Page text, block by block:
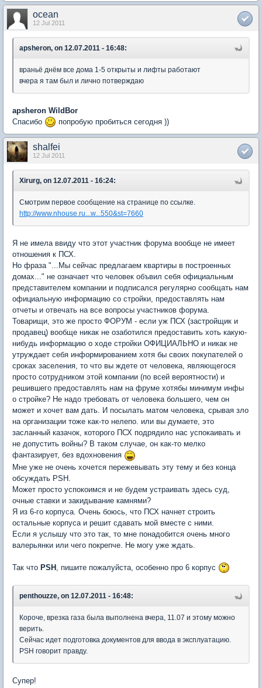
ocean
12 Jul 2011
apsheron, on 12.07.2011 - 16:48:
враньё днём все дома 1-5 открыты и лифты работают
вчера я там был и лично потверждаю
apsheron WildBor
Спасибо
попробую пробиться сегодня ))
shalfei
12 Jul 2011
Xirurg, on 12.07.2011 - 16:24:
Смотрим первое сообщение на странице по ссылке.
http://www.nhouse.ru...w...550&st=7660
Я не имела ввиду что этот участник форума вообще не имеет
отношения к ПСХ.
Но фраза "...Мы сейчас предлагаем квартиры в построенных
домах..." не означает что человек объвил себя официальным
представителем компании и подписался регулярно сообщать нам
официальную информацию со стройки, предоставлять нам
отчеты и отвечать на все вопросы участников форума.
Товарищи, это же просто ФОРУМ - если уж ПСХ (застройщик и
продавец) вообще никак не озаботился предоставить хоть какую-
нибудь информацию о ходе стройки ОФИЦИАЛЬНО и никак не
утруждает себя информированием хотя бы своих покупателей о
сроках заселения, то что вы ждете от человека, являющегося
просто сотрудником этой компании (по всей вероятности) и
решившего предоставлять нам на фруме хотябы минимум инфы
о стройке? Не надо требовать от человека большего, чем он
может и хочет вам дать. И посылать матом человека, срывая зло
на организации тоже как-то нелепо. или вы думаете, это
засланный казачок, которого ПСХ подрядило нас успокаивать и
не допустить войны? В таком случае, он как-то мелко
фантазирует, без вдохновения
Мне уже не очень хочется пережевывать эту тему и без конца
обсуждать PSH.
Может просто успокоимся и не будем устраивать здесь суд,
очные ставки и закидывание камнями?
Я из 6-го корпуса. Очень боюсь, что ПСХ начнет строить
остальные корпуса и решит сдавать мой вместе с ними.
Если я услышу что это так, то мне понадобится очень много
валерьянки или чего покрепче. Не могу уже ждать.
Так что PSH , пишите пожалуйста, особенно про 6 корпус
penthouzze, on 12.07.2011 - 16:48:
Короче, врезка газа была выполнена вчера, 11.07 и этому можно
верить.
Сейчас идет подготовка документов для ввода в эксплуатацию.
PSH говорит правду.
Супер!